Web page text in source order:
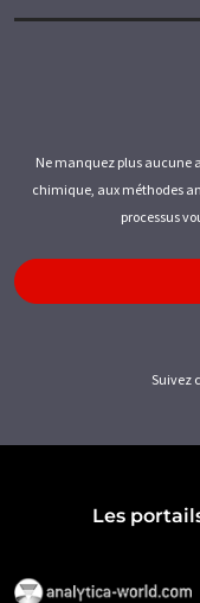
Ne manquez plus aucune
chimique, aux méthodes
processus
Suivez
Les